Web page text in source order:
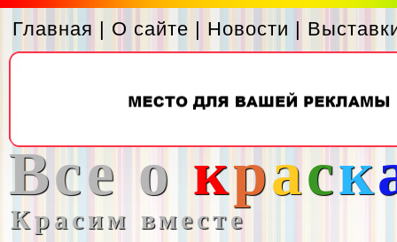
Главная | О сайте | Новости |
Все о краск
Красим вместе